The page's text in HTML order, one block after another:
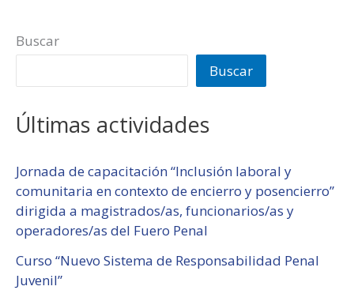
Buscar
Buscar
Últimas actividades
Jornada de capacitación “Inclusión laboral y
comunitaria en contexto de encierro y posencierro”
dirigida a magistrados/as, funcionarios/as y
operadores/as del Fuero Penal
Curso “Nuevo Sistema de Responsabilidad Penal
Juvenil”